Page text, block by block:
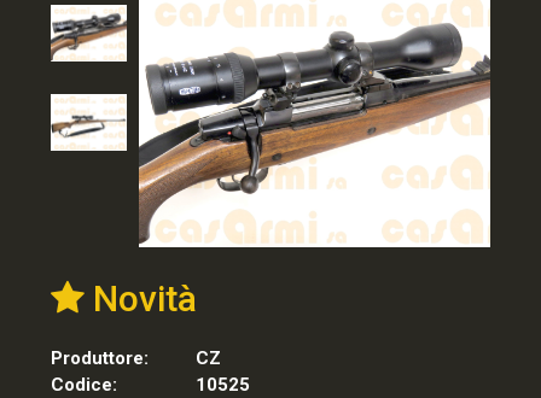
Novità
Produttore:
CZ
Codice:
10525